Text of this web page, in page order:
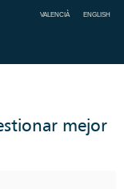
VALENCIÀ ENGLISH
mejor